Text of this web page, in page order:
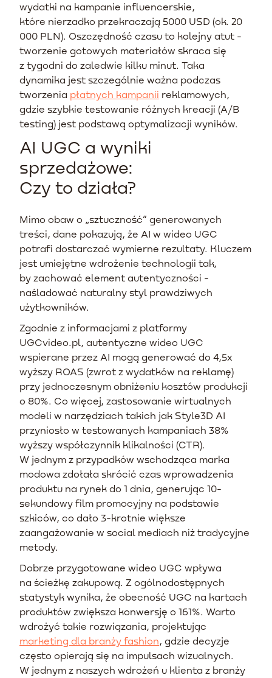
wydatki na kampanie influencerskie,
które nierzadko przekraczają 5000 USD (ok. 20
000 PLN). Oszczędność czasu to kolejny atut -
tworzenie gotowych materiałów skraca się
z tygodni do zaledwie kilku minut. Taka
dynamika jest szczególnie ważna podczas
tworzenia płatnych kampanii reklamowych,
gdzie szybkie testowanie różnych kreacji (A/B
testing) jest podstawą optymalizacji wyników.
AI UGC a wyniki
sprzedażowe:
Czy to działa?
Mimo obaw o „sztuczność” generowanych
treści, dane pokazują, że AI w wideo UGC
potrafi dostarczać wymierne rezultaty. Kluczem
jest umiejętne wdrożenie technologii tak,
by zachować element autentyczności -
naśladować naturalny styl prawdziwych
użytkowników.
Zgodnie z informacjami z platformy
UGCvideo.pl, autentyczne wideo UGC
wspierane przez AI mogą generować do 4,5x
wyższy ROAS (zwrot z wydatków na reklamę)
przy jednoczesnym obniżeniu kosztów produkcji
o 80%. Co więcej, zastosowanie wirtualnych
modeli w narzędziach takich jak Style3D AI
przyniosło w testowanych kampaniach 38%
wyższy współczynnik klikalności (CTR).
W jednym z przypadków wschodząca marka
modowa zdołała skrócić czas wprowadzenia
produktu na rynek do 1 dnia, generując 10-
sekundowy film promocyjny na podstawie
szkiców, co dało 3-krotnie większe
zaangażowanie w social mediach niż tradycyjne
metody.
Dobrze przygotowane wideo UGC wpływa
na ścieżkę zakupową. Z ogólnodostępnych
statystyk wynika, że obecność UGC na kartach
produktów zwiększa konwersję o 161%. Warto
wdrożyć takie rozwiązania, projektując
marketing dla branży fashion, gdzie decyzje
często opierają się na impulsach wizualnych.
W jednym z naszych wdrożeń u klienta z branży